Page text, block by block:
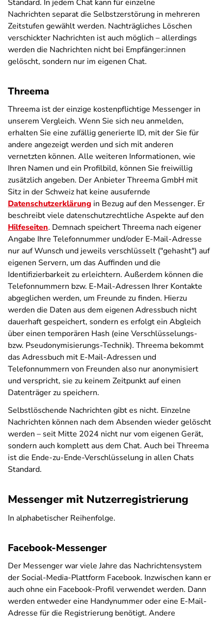
Standard. In jedem Chat kann für einzelne
Nachrichten separat die Selbstzerstörung in mehreren
Zeitstufen gewählt werden. Nachträgliches Löschen
verschickter Nachrichten ist auch möglich – allerdings
werden die Nachrichten nicht bei Empfänger:innen
gelöscht, sondern nur im eigenen Chat.
Threema
Threema ist der einzige kostenpflichtige Messenger in
unserem Vergleich. Wenn Sie sich neu anmelden,
erhalten Sie eine zufällig generierte ID, mit der Sie für
andere angezeigt werden und sich mit anderen
vernetzten können. Alle weiteren Informationen, wie
Ihren Namen und ein Profilbild, können Sie freiwillig
zusätzlich angeben. Der Anbieter Threema GmbH mit
Sitz in der Schweiz hat keine ausufernde
Datenschutzerklärung in Bezug auf den Messenger. Er
beschreibt viele datenschutzrechtliche Aspekte auf den
Hilfeseiten. Demnach speichert Threema nach eigener
Angabe Ihre Telefonnummer und/oder E-Mail-Adresse
nur auf Wunsch und jeweils verschlüsselt ("gehasht") auf
eigenen Servern, um das Auffinden und die
Identifizierbarkeit zu erleichtern. Außerdem können die
Telefonnummern bzw. E-Mail-Adressen Ihrer Kontakte
abgeglichen werden, um Freunde zu finden. Hierzu
werden die Daten aus dem eigenen Adressbuch nicht
dauerhaft gespeichert, sondern es erfolgt ein Abgleich
über einen temporären Hash (eine Verschlüsselungs-
bzw. Pseudonymisierungs-Technik). Threema bekommt
das Adressbuch mit E-Mail-Adressen und
Telefonnummern von Freunden also nur anonymisiert
und verspricht, sie zu keinem Zeitpunkt auf einen
Datenträger zu speichern.
Selbstlöschende Nachrichten gibt es nicht. Einzelne
Nachrichten können nach dem Absenden wieder gelöscht
werden – seit Mitte 2024 nicht nur vom eigenen Gerät,
sondern auch komplett aus dem Chat. Auch bei Threema
ist die Ende-zu-Ende-Verschlüsselung in allen Chats
Standard.
Messenger mit Nutzerregistrierung
In alphabetischer Reihenfolge.
Facebook-Messenger
Der Messenger war viele Jahre das Nachrichtensystem
der Social-Media-Plattform Facebook. Inzwischen kann er
auch ohne ein Facebook-Profil verwendet werden. Dann
werden entweder eine Handynummer oder eine E-Mail-
Adresse für die Registrierung benötigt. Andere